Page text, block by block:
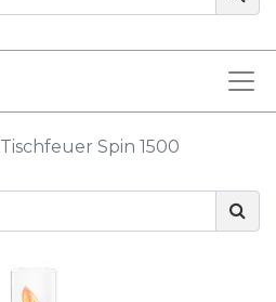
Tischfeuer Spin 1500